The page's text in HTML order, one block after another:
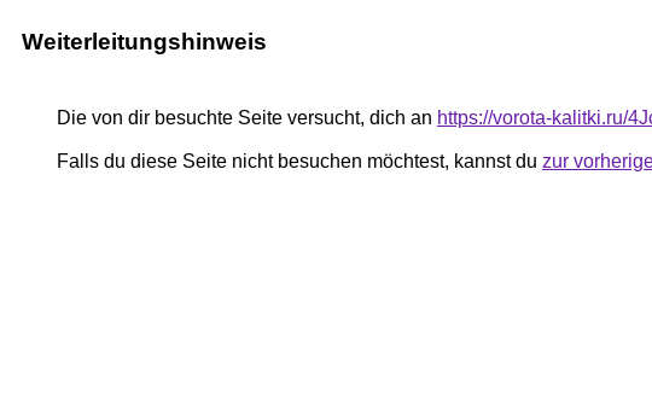
Weiterleitungshinweis
Die von dir besuchte Seite versucht, dich an https://vorota-kalitki.ru/
Falls du diese Seite nicht besuchen möchtest, kannst du zur